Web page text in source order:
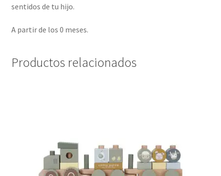
sentidos de tu hijo.
A partir de los 0 meses.
Productos relacionados